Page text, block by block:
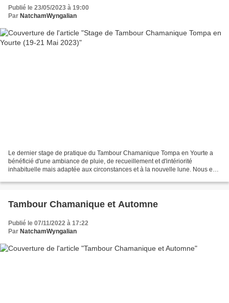
Publié le 23/05/2023 à 19:00
Par NatchamWyngalian
Le dernier stage de pratique du Tambour Chamanique Tompa en Yourte a
bénéficié d'une ambiance de pluie, de recueillement et d'intériorité
inhabituelle mais adaptée aux circonstances et à la nouvelle lune. Nous en
Tambour Chamanique et Automne
Publié le 07/11/2022 à 17:22
Par NatchamWyngalian